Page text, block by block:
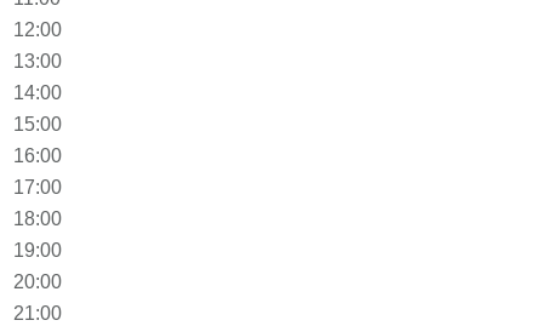
12:00
13:00
14:00
15:00
16:00
17:00
18:00
19:00
20:00
21:00